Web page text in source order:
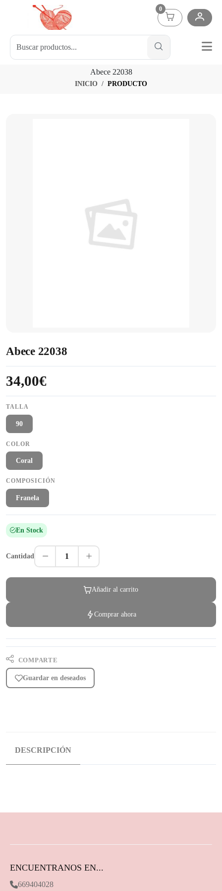
0
Abece 22038
INICIO PRODUCTO
Abece 22038
34,00€
TALLA
90
COLOR
Coral
COMPOSICIÓN
Franela
En Stock
Cantidad 1
Añadir al carrito
Comprar ahora
COMPARTE
Guardar en deseados
DESCRIPCIÓN
ENCUENTRANOS EN...
669404028